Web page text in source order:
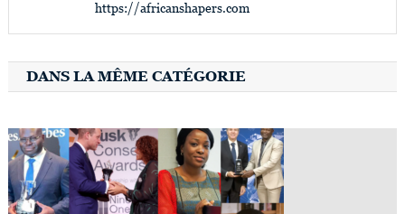
https://africanshapers.com
DANS LA MÊME CATÉGORIE